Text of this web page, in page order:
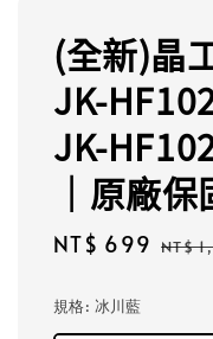
(全新)晶
JK-
JK-
｜原廠
Sale
NT$ 699 NT$
規格: 冰川藍